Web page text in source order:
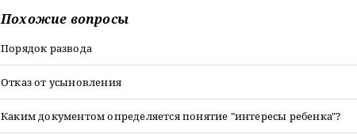
Похожие вопросы
Порядок развода
Отказ от усыновления
Каким документом определяется понятие "интересы ребенка"?